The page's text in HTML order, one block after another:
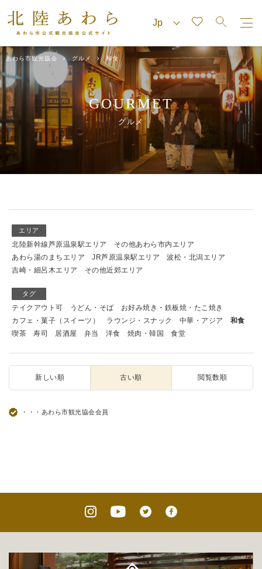
あわら市観光協会 グルメ 和食
GOURMET
グルメ
エリア
北陸新幹線芦原温泉駅エリア
その他あわら市内エリア
あわら湯のまちエリア
JR芦原温泉駅エリア
波松・北潟エリア
吉崎・細呂木エリア
その他近郊エリア
タグ
テイクアウト可 うどん・そば
お好み焼き・鉄板焼・たこ焼き
カフェ・菓子（スイーツ）
ラウンジ・スナック 中華・アジア
和食
喫茶
寿司 居酒屋 弁当 洋食 焼肉・韓国 食堂
新しい順 古い順 閲覧数順
・・・あわら市観光協会会員